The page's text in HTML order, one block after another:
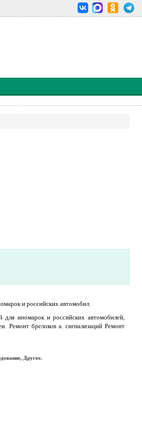
и российских автомобил
иномарок и российских автомобилей,
Ремонт брелоков а. сигнализаций Ремонт
Другое.